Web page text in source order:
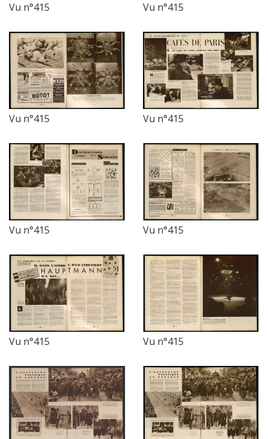
Vu n°415 Vu n°415
Vu n°415 Vu n°415
Vu n°415 Vu n°415
Vu n°415 Vu n°415